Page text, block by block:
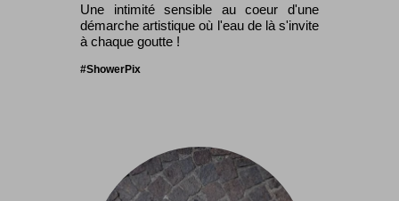
Une intimité sensible au coeur d'une
démarche artistique où l'eau de là s'invite
à chaque goutte !
#ShowerPix